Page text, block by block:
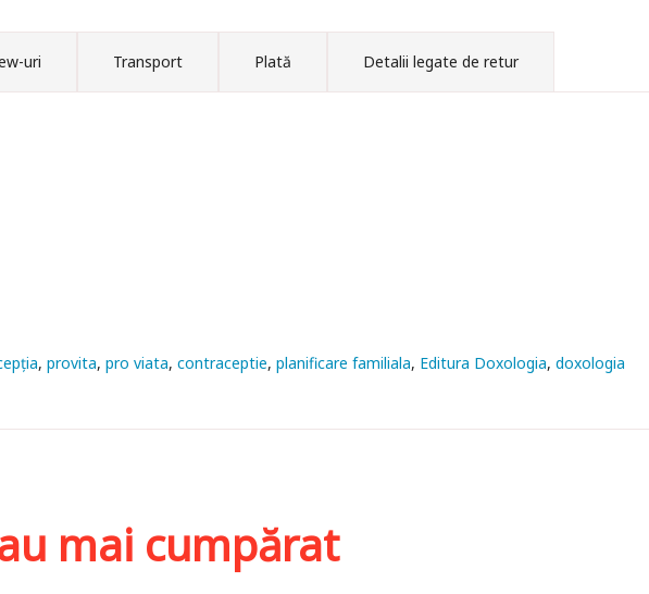
uri Transport Plată Detalii legate de retur
provita pro viata contraceptie planificare familiala Editura Doxologia doxologia
mai cumpărat